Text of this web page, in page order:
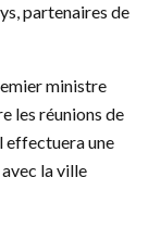
partenaires de
ministre
les réunions de
effectuera une
la ville